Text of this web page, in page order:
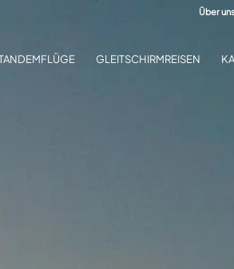
Über
GLEITSCHIRMREISEN